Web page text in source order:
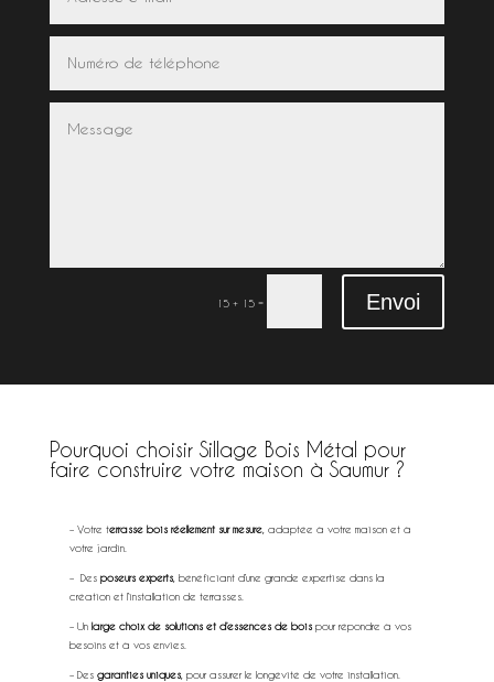
15 + 15 = Envoi
Pourquoi choisir Sillage Bois Métal pour
faire construire votre maison à Saumur ?
– Votre terrasse bois réellement sur mesure, adaptée à votre maison et à
votre jardin.
– Des poseurs experts, bénéficiant d’une grande expertise dans la
création et l’installation de terrasses.
– Un large choix de solutions et d’essences de boispour répondre à vos
besoins et à vos envies.
– Des garanties uniques, pour assurer le longévité de votre installation.